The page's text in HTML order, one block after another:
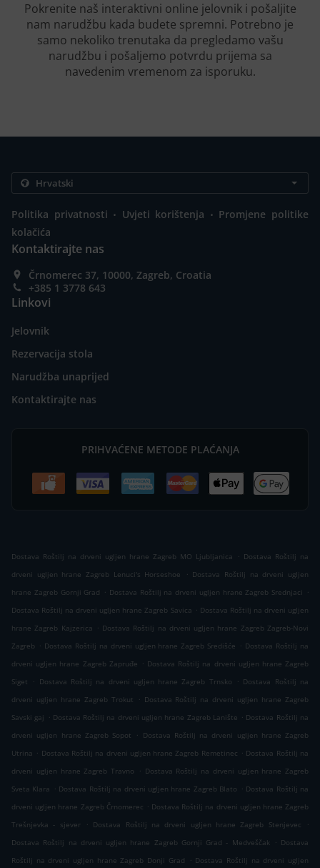
Pokrenite naš interaktivni online jelovnik i pošaljite
nam narudžbu kada budete spremni. Potrebno je
samo nekoliko trenutaka da pregledamo vašu
narudžbu i pošaljemo potvrdu prijema sa
navedenim vremenom za isporuku.
Politika privatnosti . Uvjeti korištenja . Promjene politike
kolačića
Kontaktirajte nas
Črnomerec 37, 10000, Zagreb, Croatia
+385 1 3778 643
Linkovi
Jelovnik
Rezervacija stola
Narudžba unaprijed
Kontaktirajte nas
PRIHVAĆENE METODE PLAĆANJA
Dostava Roštilj na drveni ugljen hrane Zagreb MO Ljubljanica . Dostava Roštilj na
drveni ugljen hrane Zagreb Lenuci's Horseshoe
. Dostava Roštilj na drveni ugljen
hrane Zagreb Gornji Grad . Dostava Roštilj na drveni ugljen hrane Zagreb Srednjaci .
Dostava Roštilj na drveni ugljen hrane Zagreb Savica . Dostava Roštilj na drveni ugljen
hrane Zagreb Kajzerica . Dostava Roštilj na drveni ugljen hrane Zagreb Zagreb-Novi
Zagreb . Dostava Roštilj na drveni ugljen hrane Zagreb Središće . Dostava Roštilj na
drveni ugljen hrane Zagreb Zapruđe . Dostava Roštilj na drveni ugljen hrane Zagreb
Siget
. Dostava Roštilj na drveni ugljen hrane Zagreb Trnsko . Dostava Roštilj na
drveni ugljen hrane Zagreb Trokut
. Dostava Roštilj na drveni ugljen hrane Zagreb
Savski gaj . Dostava Roštilj na drveni ugljen hrane Zagreb Lanište . Dostava Roštilj na
drveni ugljen hrane Zagreb Sopot
. Dostava Roštilj na drveni ugljen hrane Zagreb
Utrina . Dostava Roštilj na drveni ugljen hrane Zagreb Remetinec . Dostava Roštilj na
drveni ugljen hrane Zagreb Travno
. Dostava Roštilj na drveni ugljen hrane Zagreb
Sveta Klara . Dostava Roštilj na drveni ugljen hrane Zagreb Blato . Dostava Roštilj na
drveni ugljen hrane Zagreb Črnomerec . Dostava Roštilj na drveni ugljen hrane Zagreb
Trešnjevka - sjever
. Dostava Roštilj na drveni ugljen hrane Zagreb Stenjevec
.
Dostava Roštilj na drveni ugljen hrane Zagreb Gornji Grad - Medveščak
. Dostava
Roštilj na drveni ugljen hrane Zagreb Donji Grad
. Dostava Roštilj na drveni ugljen